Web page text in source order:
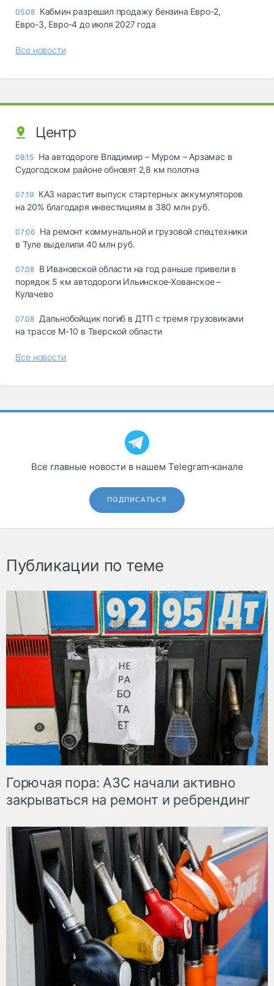
05.08 Кабмин разрешил продажу бензина Евро-2,
Евро-3, Евро-4 до июля 2027 года
Все новости
Центр
08:15 На автодороге Владимир – Муром – Арзамас в
Судогодском районе обновят 2,8 км полотна
07:19 КАЗ нарастит выпуск стартерных аккумуляторов
на 20% благодаря инвестициям в 380 млн руб.
07:06 На ремонт коммунальной и грузовой спецтехники
в Туле выделили 40 млн руб.
07.08 В Ивановской области на год раньше привели в
порядок 5 км автодороги Ильинское-Хованское –
Кулачево
07.08 Дальнобойщик погиб в ДТП с тремя грузовиками
на трассе М-10 в Тверской области
Все новости
Все главные новости в нашем Telegram‑канале
ПОДПИСАТЬСЯ
Публикации по теме
Горючая пора: АЗС начали активно
закрываться на ремонт и ребрендинг